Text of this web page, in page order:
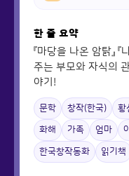
한 줄 요약
『마당을 나온 암탉』
주는 부모와 자식의
야기!
문학 창작(한국) 황
화해 가족 엄마
한국창작동화 읽기책